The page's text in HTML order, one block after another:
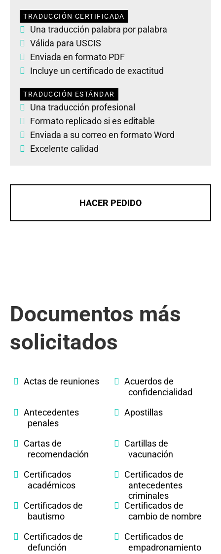
TRADUCCIÓN CERTIFICADA
Una traducción palabra por palabra
Válida para USCIS
Enviada en formato PDF
Incluye un certificado de exactitud
TRADUCCIÓN ESTÁNDAR
Una traducción profesional
Formato replicado si es editable
Enviada a su correo en formato Word
Excelente calidad
HACER PEDIDO
Documentos más
solicitados
Actas de reuniones
Acuerdos de
confidencialidad
Antecedentes
penales
Apostillas
Cartas de
recomendación
Cartillas de
vacunación
Certificados
académicos
Certificados de
antecedentes
criminales
Certificados de
bautismo
Certificados de
cambio de nombre
Certificados de
defunción
Certificados de
empadronamiento